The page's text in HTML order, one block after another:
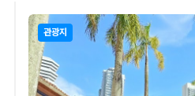
관광지